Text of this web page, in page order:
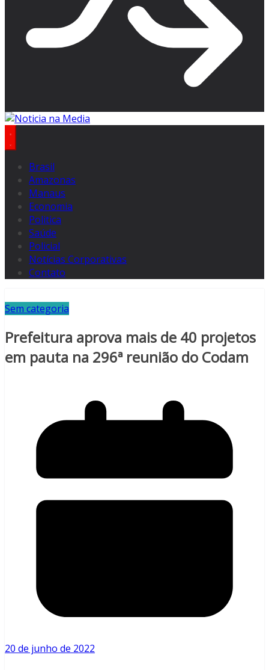
Brasil
Amazonas
Manaus
Economia
Politica
Saúde
Policial
Notícias Corporativas
Contato
Sem categoria
Prefeitura aprova mais de 40 projetos
em pauta na 296ª reunião do Codam
20 de junho de 2022